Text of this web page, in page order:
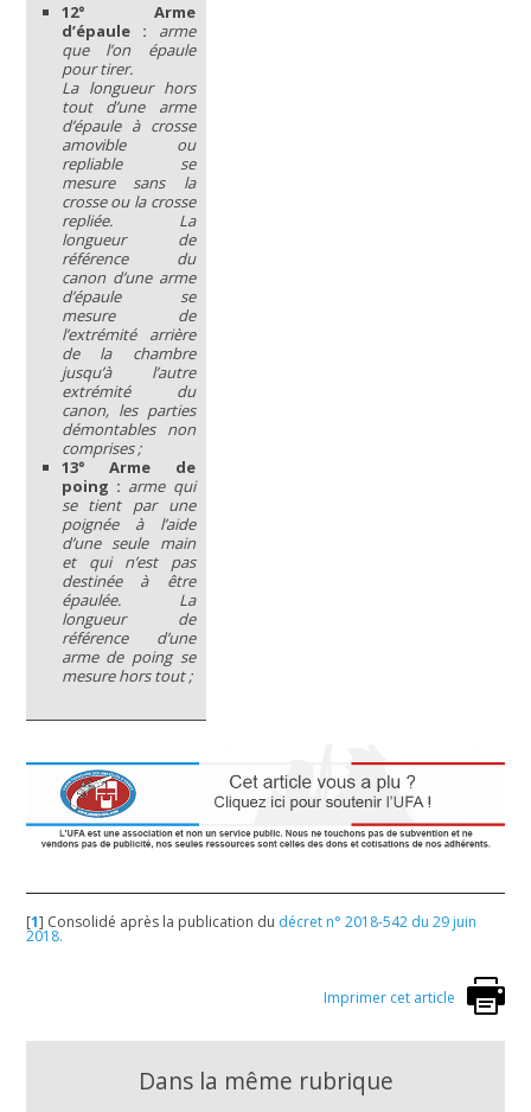
12° Arme
d’épaule : arme
que l’on épaule
pour tirer.
La longueur hors
tout d’une arme
d’épaule à crosse
amovible ou
repliable se
mesure sans la
crosse ou la crosse
repliée. La
longueur de
référence du
canon d’une arme
d’épaule se
mesure de
l’extrémité arrière
de la chambre
jusqu’à l’autre
extrémité du
canon, les parties
démontables non
comprises ;
13° Arme de
poing : arme qui
se tient par une
poignée à l’aide
d’une seule main
et qui n’est pas
destinée à être
épaulée. La
longueur de
référence d’une
arme de poing se
mesure hors tout ;
[1] Consolidé après la publication du décret n° 2018-542 du 29 juin
2018.
Imprimer cet article
Dans la même rubrique